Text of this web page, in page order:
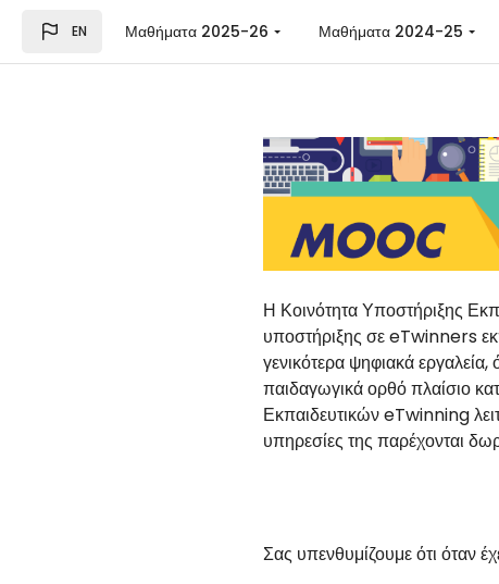
EN Μαθήματα 2025-26 Μαθήματα 2024-25
Η Κοινότητα Υποστήριξης
υποστήριξης σε eTwinners
γενικότερα ψηφιακά
παιδαγωγικά ορθό πλαίσιο
Εκπαιδευτικών eTwinning
υπηρεσίες της παρέχονται
Σας υπενθυμίζουμε ότι όταν